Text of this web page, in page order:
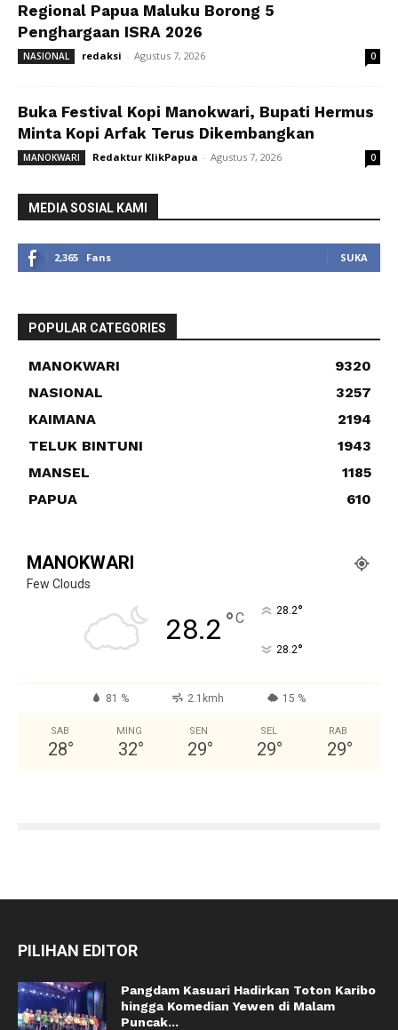
Regional Papua Maluku Borong 5
Penghargaan ISRA 2026
NASIONAL redaksi - Agustus 7, 2026 0
Buka Festival Kopi Manokwari, Bupati Hermus
Minta Kopi Arfak Terus Dikembangkan
MANOKWARI Redaktur KlikPapua - Agustus 7, 2026 0
MEDIA SOSIAL KAMI
2,365 Fans SUKA
POPULAR CATEGORIES
MANOKWARI
9320
NASIONAL
3257
KAIMANA
2194
TELUK BINTUNI
1943
MANSEL
1185
PAPUA
610
MANOKWARI
Few Clouds
28.2 °C 28.2°
28.2°
81 % 2.1kmh 15 %
SAB
28°
MING
32°
SEN
29°
SEL
29°
RAB
29°
PILIHAN EDITOR
Pangdam Kasuari Hadirkan Toton Karibo
hingga Komedian Yewen di Malam
Puncak...